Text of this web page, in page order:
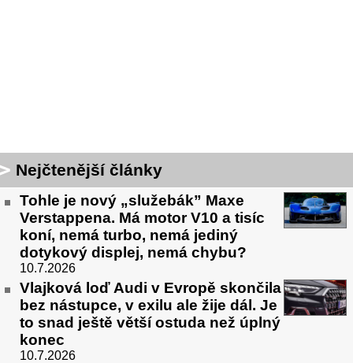
Nejčtenější články
Tohle je nový „služebák” Maxe
Verstappena. Má motor V10 a tisíc
koní, nemá turbo, nemá jediný
dotykový displej, nemá chybu?
10.7.2026
Vlajková loď Audi v Evropě skončila
bez nástupce, v exilu ale žije dál. Je
to snad ještě větší ostuda než úplný
konec
10.7.2026